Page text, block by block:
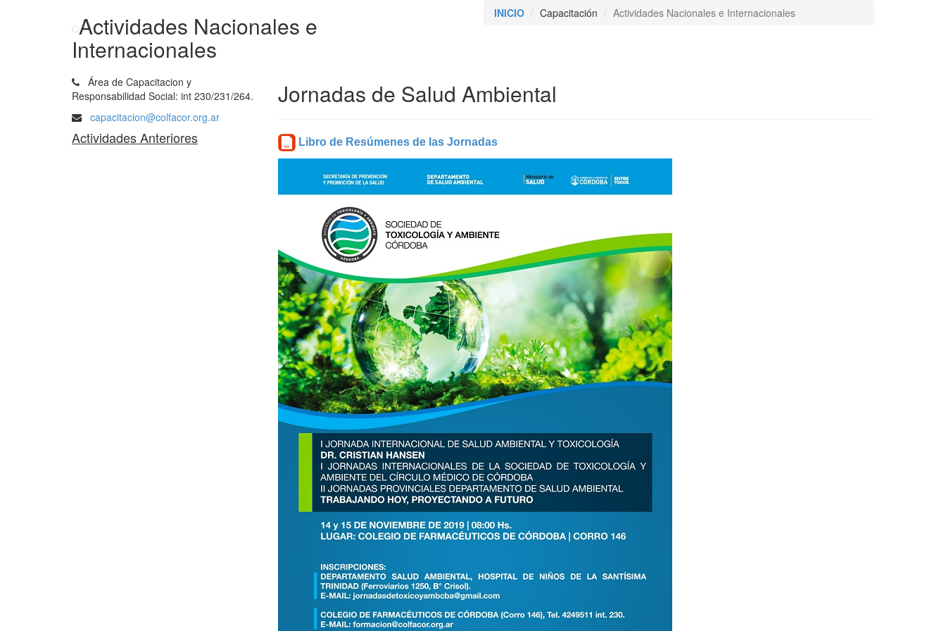
Actividades Nacionales e
Internacionales
INICIO Capacitación Actividades Nacionales e Internacionales
Área de Capacitacion y
Responsabilidad Social: int 230/231/264.
capacitacion@colfacor.org.ar
Actividades Anteriores
Jornadas de Salud Ambiental
Libro de Resúmenes de las Jornadas